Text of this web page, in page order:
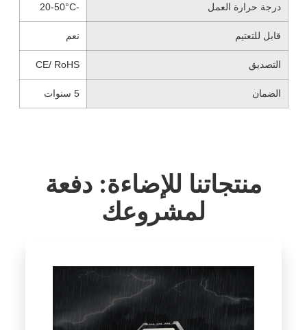
درجة حرارة العمل -20-50°C
قابل للتعتيم نعم
التصديق CE/ RoHS
الضمان 5 سنوات
منتجاتنا للإضاءة: دفعة
لمشروعك